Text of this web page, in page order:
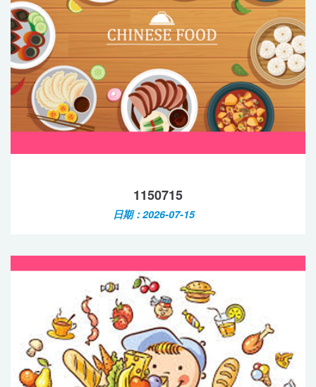
1150715
日期：2026-07-15